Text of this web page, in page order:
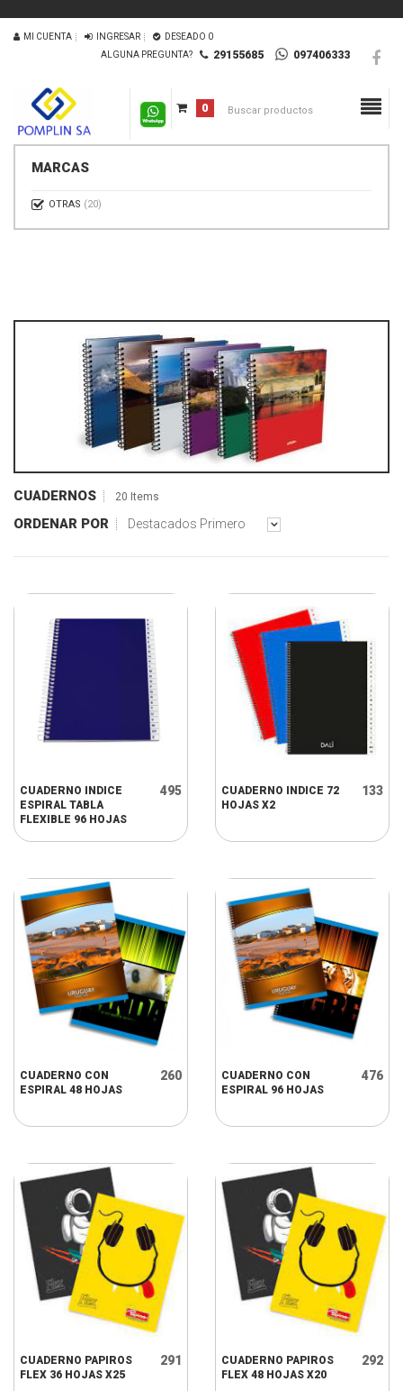
MI CUENTA INGRESAR DESEADO 0
ALGUNA PREGUNTA?
29155685 097406333
0
MARCAS
OTRAS (20)
CUADERNOS 20 Items
ORDENAR POR Destacados Primero
CUADERNO INDICE
ESPIRAL TABLA
FLEXIBLE 96 HOJAS
495
CUADERNO INDICE 72
HOJAS X2
133
CUADERNO CON
ESPIRAL 48 HOJAS
260
CUADERNO CON
ESPIRAL 96 HOJAS
476
CUADERNO PAPIROS
FLEX 36 HOJAS X25
291
CUADERNO PAPIROS
FLEX 48 HOJAS X20
292